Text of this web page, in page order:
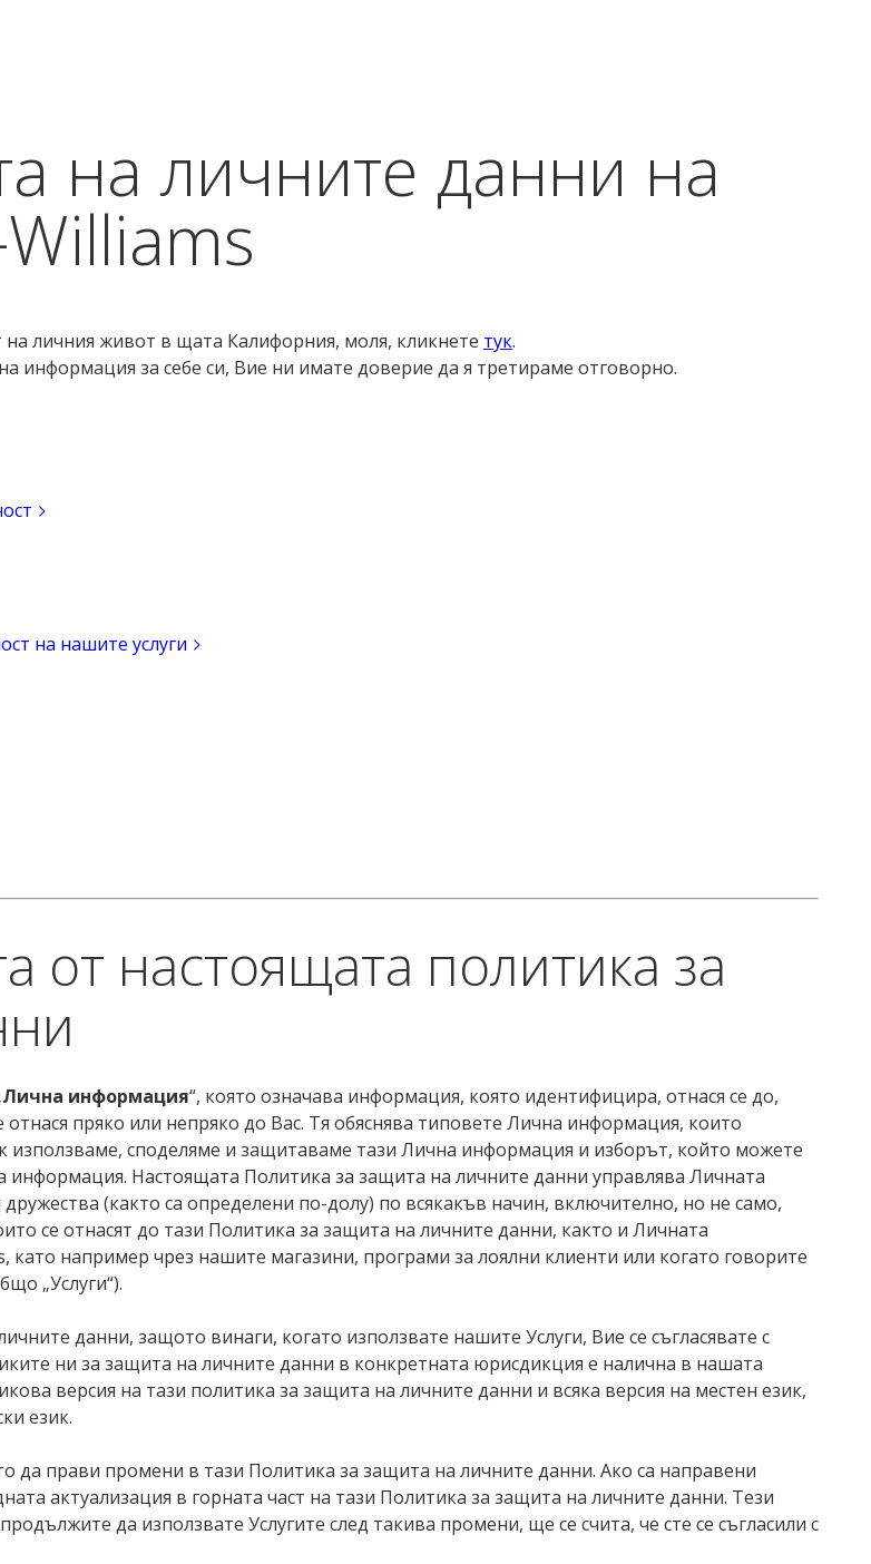
на личните данни на
личния живот в щата Калифорния, моля, кликнете тук.
информация за себе си, Вие ни имате доверие да я третираме отговорно.
на нашите услуги
от настоящата политика за
Лична информация“, която означава информация, която идентифицира, отнася се до,
пряко или непряко до Вас. Тя обяснява типовете Лична информация, които
използваме, споделяме и защитаваме тази Лична информация и изборът, който можете
информация. Настоящата Политика за защита на личните данни управлява Личната
(както са определени по-долу) по всякакъв начин, включително, но не само,
се отнасят до тази Политика за защита на личните данни, както и Личната
например чрез нашите магазини, програми за лоялни клиенти или когато говорите
„Услуги“).
данни, защото винаги, когато използвате нашите Услуги, Вие се съгласявате с
ни за защита на личните данни в конкретната юрисдикция е налична в нашата
версия на тази политика за защита на личните данни и всяка версия на местен език,
език.
да прави промени в тази Политика за защита на личните данни. Ако са направени
актуализация в горната част на тази Политика за защита на личните данни. Тези
да използвате Услугите след такива промени, ще се счита, че сте се съгласили с